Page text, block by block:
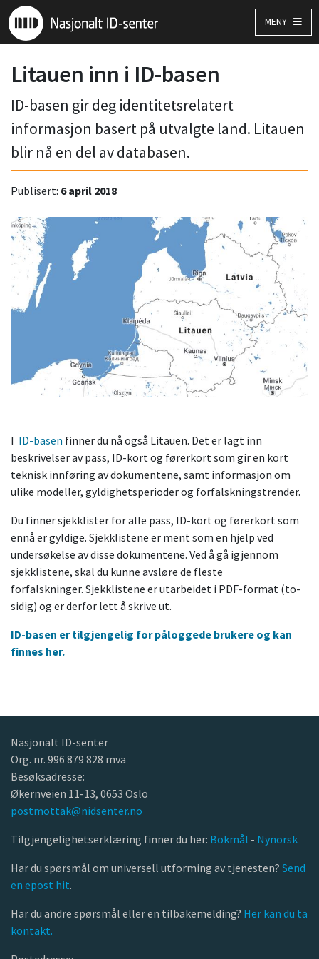
MENY
Litauen inn i ID-basen
ID-basen gir deg identitetsrelatert
informasjon basert på utvalgte land. Litauen
blir nå en del av databasen.
Publisert: 6 april 2018
I ID-basen finner du nå også Litauen. Det er lagt inn
beskrivelser av pass, ID-kort og førerkort som gir en kort
teknisk innføring av dokumentene, samt informasjon om
ulike modeller, gyldighetsperioder og forfalskningstrender.
Du finner sjekklister for alle pass, ID-kort og førerkort som
ennå er gyldige. Sjekklistene er ment som en hjelp ved
undersøkelse av disse dokumentene. Ved å gå igjennom
sjekklistene, skal du kunne avsløre de fleste
forfalskninger. Sjekklistene er utarbeidet i PDF-format (to-
sidig) og er derfor lett å skrive ut.
ID-basen er tilgjengelig for påloggede brukere og kan
finnes her.
Nasjonalt ID-senter
Org. nr. 996 879 828 mva
Besøksadresse:
Økernveien 11-13, 0653 Oslo
postmottak@nidsenter.no
Tilgjengelighetserklæring finner du her: Bokmål - Nynorsk
Har du spørsmål om universell utforming av tjenesten? Send
en epost hit.
Har du andre spørsmål eller en tilbakemelding? Her kan du ta
kontakt.